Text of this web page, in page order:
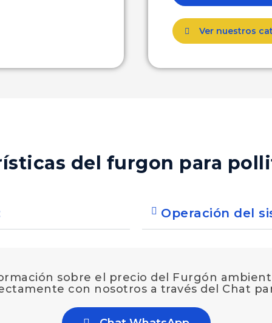
Ver nuestros
del furgon para
Operación del
sobre el precio del Furgón
con nosotros a través del Chat